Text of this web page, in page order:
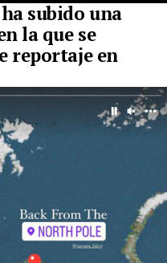
subido una
la que se
reportaje en